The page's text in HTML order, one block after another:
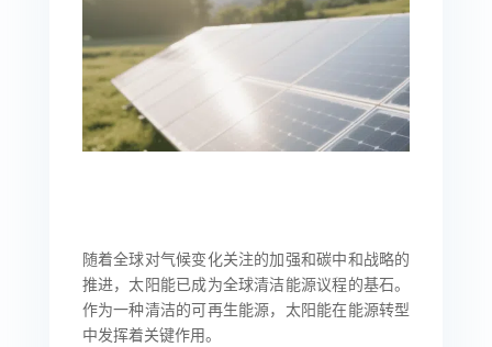
随着全球对气候变化关注的加强和碳中和战略的
推进，太阳能已成为全球清洁能源议程的基石。
作为一种清洁的可再生能源，太阳能在能源转型
中发挥着关键作用。